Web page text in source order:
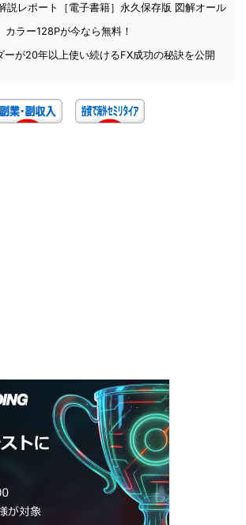
説レポート［電子書籍］永久保存版 図解オール
カラー128Pが今なら無料！
ーが20年以上使い続けるFX成功の秘訣を公開